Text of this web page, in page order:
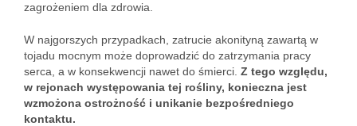
zagrożeniem dla zdrowia.
W najgorszych przypadkach, zatrucie akonityną zawartą w
tojadu mocnym może doprowadzić do zatrzymania pracy
serca, a w konsekwencji nawet do śmierci. Z tego względu,
w rejonach występowania tej rośliny, konieczna jest
wzmożona ostrożność i unikanie bezpośredniego
kontaktu.